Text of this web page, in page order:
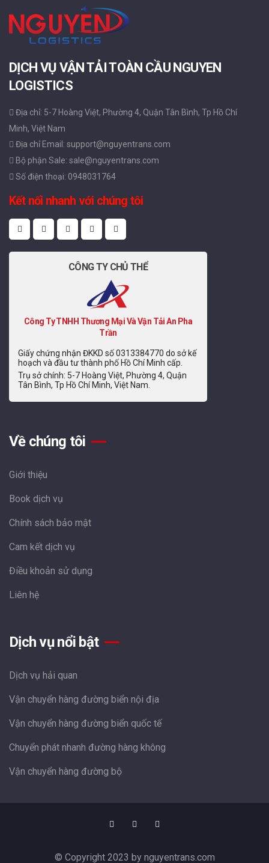
DỊCH VỤ VẬN TẢI TOÀN CẦU NGUYEN
LOGISTICS
Địa chỉ: 5-7 Hoàng Việt, Phường 4, Quận Tân Bình, Tp Hồ Chí
Minh, Việt Nam
Địa chỉ Email: support@nguyentrans.com
Bộ phận Sale: sale@nguyentrans.com
Số điện thoại: 0948031764
Kết nối nhanh với chúng tôi
CÔNG TY CHỦ THỂ
Công Ty TNHH Thương Mại Và Vận Tải An Pha
Trần
Giấy chứng nhận ĐKKD số 0313384770 do sở kế
hoạch và đầu tư thành phố Hồ Chí Minh cấp.
Trụ sở chính: 5-7 Hoàng Việt, Phường 4, Quận
Tân Bình, Tp Hồ Chí Minh, Việt Nam.
Về chúng tôi
Giới thiệu
Book dịch vụ
Chính sách bảo mật
Cam kết dịch vụ
Điều khoản sử dụng
Liên hệ
Dịch vụ nổi bật
Dịch vụ hải quan
Vận chuyển hàng đường biển nội địa
Vận chuyển hàng đường biển quốc tế
Chuyển phát nhanh đường hàng không
Vận chuyển hàng đường bộ
© Copyright 2023 by nguyentrans.com